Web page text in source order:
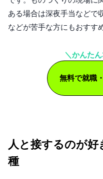
ある場合は深夜手当などで
などが苦手な方にもおすす
＼かんた
無料で就職
人と接するのが
種